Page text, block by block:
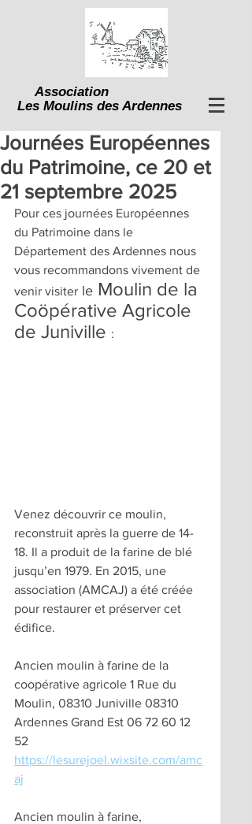
Association
Les Moulins des Ardennes
Journées Européennes
du Patrimoine, ce 20 et
21 septembre 2025
Pour ces journées Européennes
du Patrimoine dans le
Département des Ardennes nous
vous recommandons vivement de
venir visiter le Moulin de la
Coöpérative Agricole
de Juniville :
Venez découvrir ce moulin,
reconstruit après la guerre de 14-
18. Il a produit de la farine de blé
jusqu’en 1979. En 2015, une
association (AMCAJ) a été créée
pour restaurer et préserver cet
édifice.
Ancien moulin à farine de la
coopérative agricole 1 Rue du
Moulin, 08310 Juniville 08310
Ardennes Grand Est 06 72 60 12
52
https://lesurejoel.wixsite.com/amc
aj
Ancien moulin à farine,